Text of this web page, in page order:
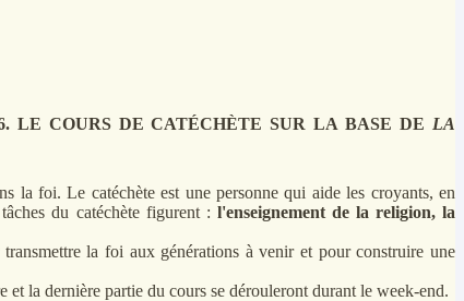
LE COURS DE CATÉCHÈTESUR LA BASE DE LA
la foi. Le catéchète est une personne qui aide les croyants, en
du catéchète figurent : l'enseignement de la religion, la
la foi aux générations à venir et pour construire une
la dernière partie du cours se dérouleront durant le week-end.